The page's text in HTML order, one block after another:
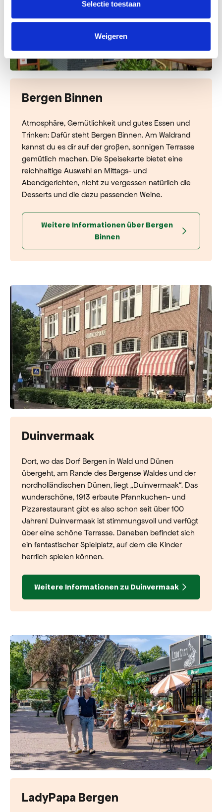
Selectie toestaan
Weigeren
Bergen Binnen
Atmosphäre, Gemütlichkeit und gutes Essen und
Trinken: Dafür steht Bergen Binnen. Am Waldrand
kannst du es dir auf der großen, sonnigen Terrasse
gemütlich machen. Die Speisekarte bietet eine
reichhaltige Auswahl an Mittags- und
Abendgerichten, nicht zu vergessen natürlich die
Desserts und die dazu passenden Weine.
Weitere Informationen über Bergen
Binnen
Duinvermaak
Dort, wo das Dorf Bergen in Wald und Dünen
übergeht, am Rande des Bergense Waldes und der
nordholländischen Dünen, liegt „Duinvermaak“. Das
wunderschöne, 1913 erbaute Pfannkuchen- und
Pizzarestaurant gibt es also schon seit über 100
Jahren! Duinvermaak ist stimmungsvoll und verfügt
über eine schöne Terrasse. Daneben befindet sich
ein fantastischer Spielplatz, auf dem die Kinder
herrlich spielen können.
Weitere Informationen zu Duinvermaak
LadyPapa Bergen